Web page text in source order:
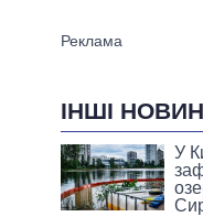
ІНШІ
У